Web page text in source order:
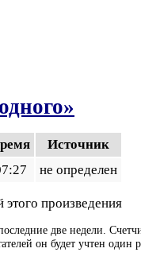
Источник
не определен
этого произведения
две недели.
он будет учтен